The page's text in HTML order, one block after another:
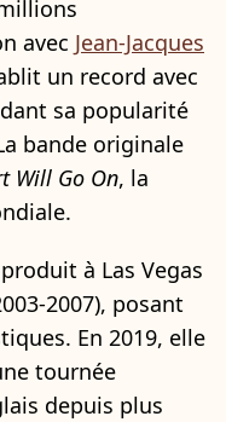
avec Jean-Jacques
un record avec
sa popularité
bande originale
Will Go On, la
à Las Vegas
2007), posant
En 2019, elle
tournée
depuis plus